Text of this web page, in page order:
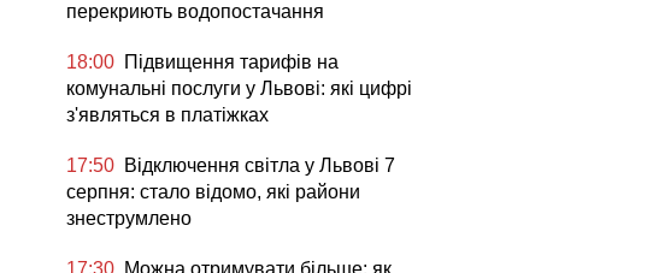
перекриють водопостачання
18:00 Підвищення тарифів на
комунальні послуги у Львові: які цифрі
з'являться в платіжках
17:50 Відключення світла у Львові 7
серпня: стало відомо, які райони
знеструмлено
17:30 Можна отримувати більше: як